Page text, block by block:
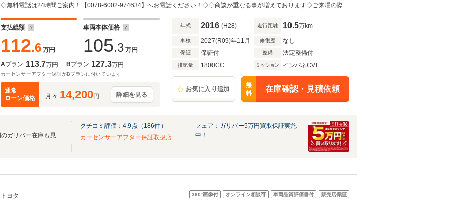
ズコントロール/LEDオートライト/ヘッドアップディスプレイ/電動シート/シ
ートヒーター/ドラレコ/ETC/純正17AW/禁煙車
支払総額
112.6 万円
車両本体価格
105.3 万円
Aプラン 113.7万円 Bプラン 127.3万円
カーセンサーアフター保証がBプランに付いています
通常
ローン価格
月々 14,200円 詳細を見る
年式 2016 (H28) 走行距離 10.5万km
車検 2027(R09)年11月 修復歴 なし
保証 保証付 整備 法定整備付
排気量 1800CC ミッション インパネCVT
お気に入り追加
無
料
在庫確認・見積依頼
クチコミ評価： 4.9 点（ 186件）
カーセンサーアフター保証取扱店
フェア：ガリバー5万円買取保証実施
中！
360°画像付 オンライン相談可 車両品質評価書付 販売店保証
トヨタ